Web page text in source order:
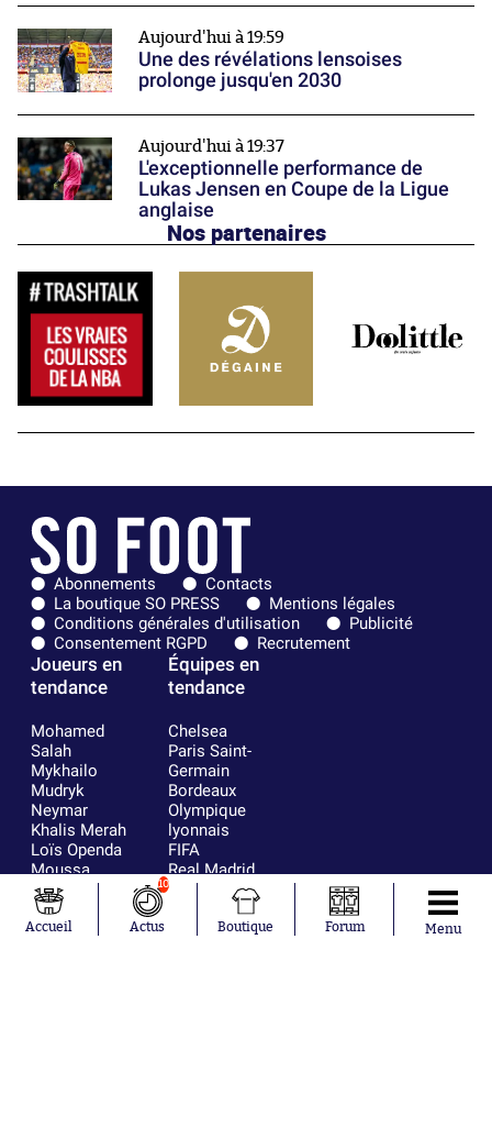
Aujourd'hui à 19:59
Une des révélations lensoises
prolonge jusqu'en 2030
Aujourd'hui à 19:37
L'exceptionnelle performance de
Lukas Jensen en Coupe de la Ligue
anglaise
Nos partenaires
Abonnements
Contacts
La boutique SO PRESS
Mentions légales
Conditions générales d'utilisation
Publicité
Consentement RGPD
Recrutement
Joueurs en
tendance
Mohamed
Salah
Mykhailo
Mudryk
Neymar
Khalis Merah
Loïs Openda
Moussa
Niakhaté
Nicolás
Tagliafico
Équipes en
tendance
Chelsea
Paris Saint-
Germain
Bordeaux
Olympique
lyonnais
FIFA
Real Madrid
RC Strasbourg
Accueil
10
Actus Boutique Forum Menu